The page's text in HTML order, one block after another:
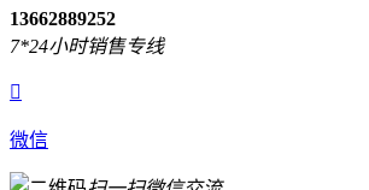
13662889252
7*24小时销售专线

微信